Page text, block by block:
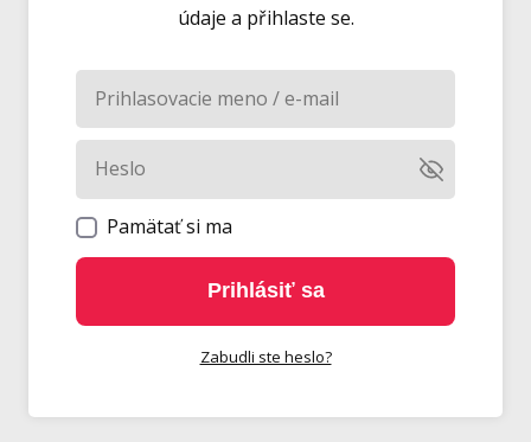
údaje a přihlaste se.
Pamätať si ma
Prihlásiť sa
Zabudli ste heslo?